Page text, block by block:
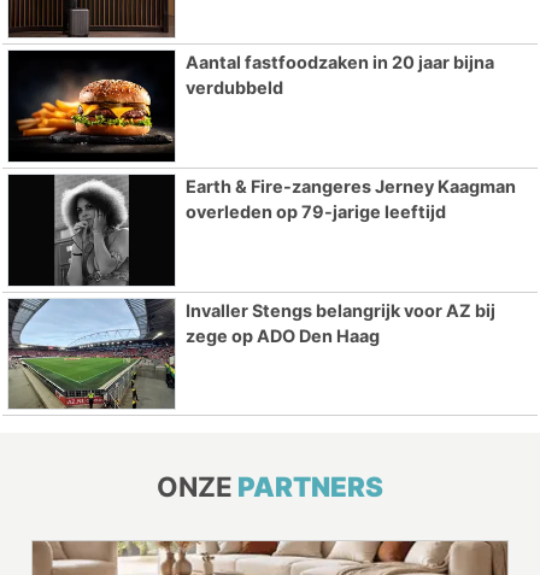
Aantal fastfoodzaken in 20 jaar bijna
verdubbeld
Earth & Fire-zangeres Jerney Kaagman
overleden op 79-jarige leeftijd
Invaller Stengs belangrijk voor AZ bij
zege op ADO Den Haag
ONZE PARTNERS